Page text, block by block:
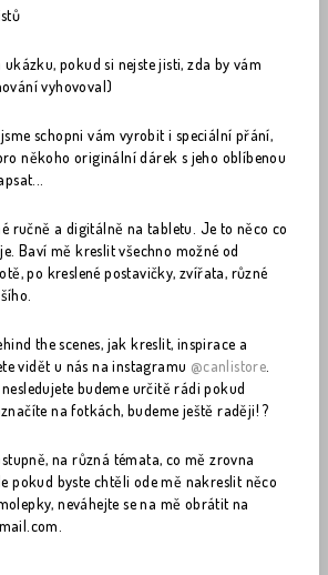
ukázku, pokud si nejste jisti, zda by vám
vyhovoval)
schopni vám vyrobit i speciální přání,
někoho originální dárek s jeho oblíbenou
ručně a digitálně na tabletu. Je to něco co
Baví mě kreslit všechno možné od
po kreslené postavičky, zvířata, různé
the scenes, jak kreslit, inspirace a
vidět u nás na instagramu @canlistore
budeme určitě rádi pokud
na fotkách, budeme ještě raději! ?
na různá témata, co mě zrovna
pokud byste chtěli ode mě nakreslit něco
neváhejte se na mě obrátit na